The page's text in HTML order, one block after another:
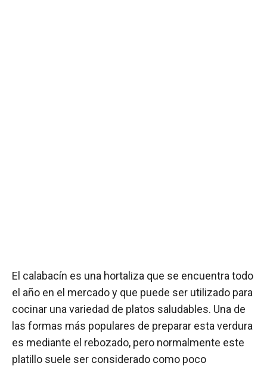
El calabacín es una hortaliza que se encuentra todo
el año en el mercado y que puede ser utilizado para
cocinar una variedad de platos saludables. Una de
las formas más populares de preparar esta verdura
es mediante el rebozado, pero normalmente este
platillo suele ser considerado como poco